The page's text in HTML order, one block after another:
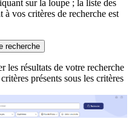
sur la loupe ; la liste des
vos critères de recherche est
recherche
les résultats de votre recherche
présents sous les critères